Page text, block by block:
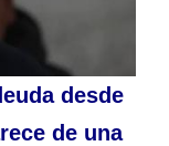
desde
de una